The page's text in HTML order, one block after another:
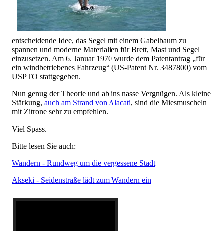
entscheidende Idee, das Segel mit einem Gabelbaum zu
spannen und moderne Materialien für Brett, Mast und Segel
einzusetzen. Am 6. Januar 1970 wurde dem Patentantrag „für
ein windbetriebenes Fahrzeug“ (US-Patent Nr. 3487800) vom
USPTO stattgegeben.
Nun genug der Theorie und ab ins nasse Vergnügen. Als kleine
Stärkung, auch am Strand von Alacati, sind die Miesmuscheln
mit Zitrone sehr zu empfehlen.
Viel Spass.
Bitte lesen Sie auch:
Wandern - Rundweg um die vergessene Stadt
Akseki - Seidenstraße lädt zum Wandern ein